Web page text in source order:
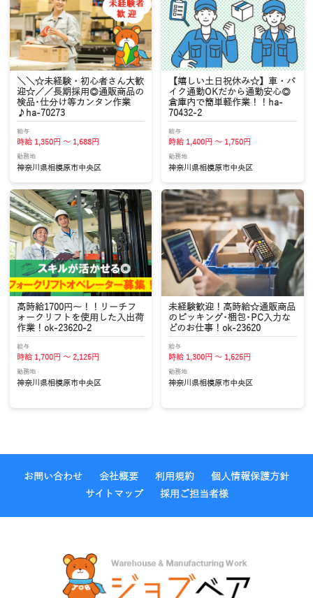
＼＼☆未経験・初心者さん大歓
迎☆／／長期採用◎通販商品の
検品･仕分け等カンタン作業
♪ha-70273
給与
時給 1,350円 ～ 1,688円
勤務地
神奈川県相模原市中央区
【嬉しい土日祝休み☆】車・バ
イク通勤OKだから通勤安心◎
倉庫内で簡単軽作業！！ha-
70432-2
給与
時給 1,400円 ～ 1,750円
勤務地
神奈川県相模原市中央区
高時給1700円～！！リーチフ
ォークリフトを使用した入出荷
作業！ok-23620-2
給与
時給 1,700円 ～ 2,125円
勤務地
神奈川県相模原市中央区
未経験歓迎！高時給☆通販商品
のピッキング･梱包･PC入力な
どのお仕事！ok-23620
給与
時給 1,300円 ～ 1,625円
勤務地
神奈川県相模原市中央区
お問い合わせ 会社概要 利用規約
個人情報保護方針
サイトマップ
採用ご担当者様